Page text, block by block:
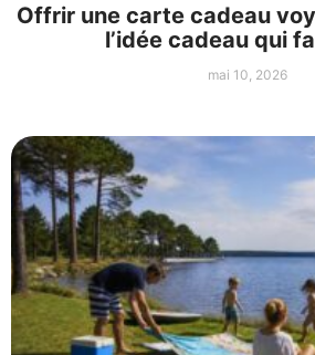
Offrir une carte cadeau
l’idée cadeau qui
mai 10, 2026